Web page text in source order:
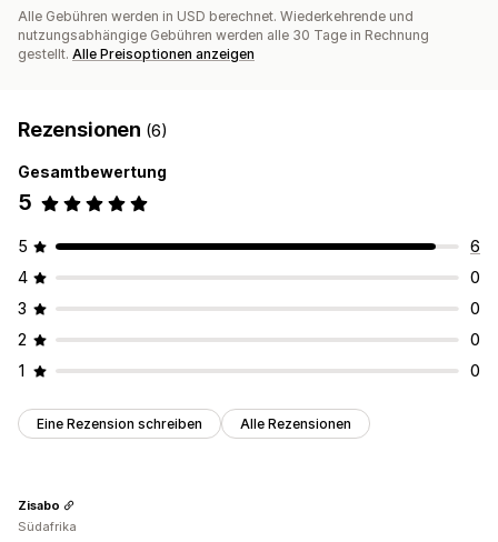
Alle Gebühren werden in USD berechnet. Wiederkehrende und
nutzungsabhängige Gebühren werden alle 30 Tage in Rechnung
gestellt. Alle Preisoptionen anzeigen
Rezensionen (6)
Gesamtbewertung
5
5
6
4
0
3
0
2
0
1
0
Eine Rezension schreiben Alle Rezensionen
Zisabo
Südafrika